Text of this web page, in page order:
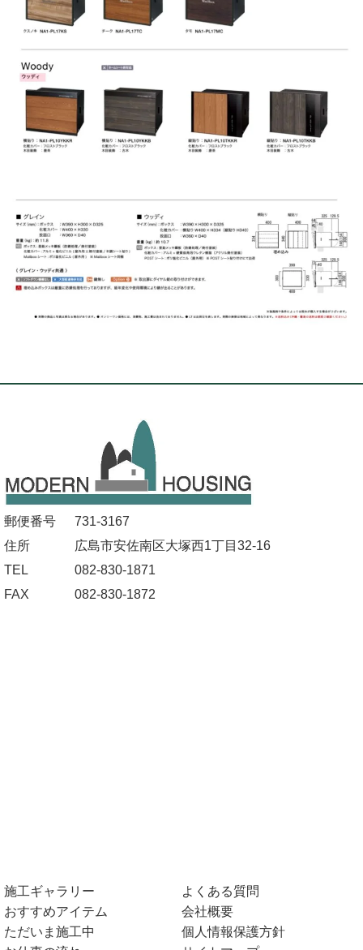
郵便番号
731-3167
住所
広島市安佐南区大塚西1丁目32-16
TEL
082-830-1871
FAX
082-830-1872
施工ギャラリー
おすすめアイテム
ただいま施工中
よくある質問
会社概要
個人情報保護方針